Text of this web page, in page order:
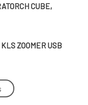
CUBE,
25lm) *
ZOOMER USB
RIPPY II *